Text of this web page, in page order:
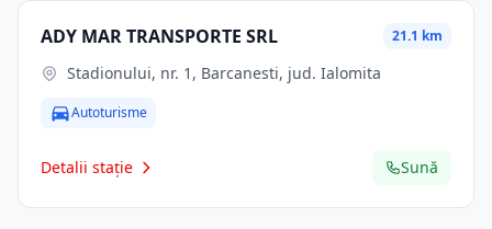
ADY MAR TRANSPORTE SRL 21.1 km
Stadionului, nr. 1, Barcanesti, jud. Ialomita
Autoturisme
Detalii stație Sună